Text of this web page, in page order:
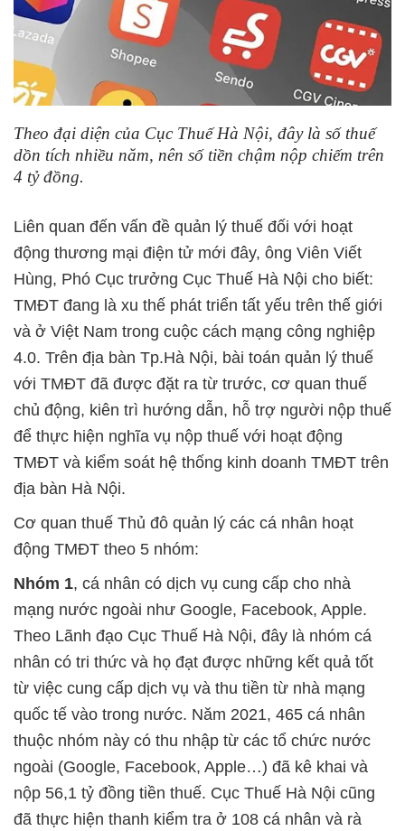
Theo đại diện của Cục Thuế Hà Nội, đây là số thuế
dồn tích nhiều năm, nên số tiền chậm nộp chiếm trên
4 tỷ đồng.
Liên quan đến vấn đề quản lý thuế đối với hoạt
động thương mại điện tử mới đây, ông Viên Viết
Hùng, Phó Cục trưởng Cục Thuế Hà Nội cho biết:
TMĐT đang là xu thế phát triển tất yếu trên thế giới
và ở Việt Nam trong cuộc cách mạng công nghiệp
4.0. Trên địa bàn Tp.Hà Nội, bài toán quản lý thuế
với TMĐT đã được đặt ra từ trước, cơ quan thuế
chủ động, kiên trì hướng dẫn, hỗ trợ người nộp thuế
để thực hiện nghĩa vụ nộp thuế với hoạt động
TMĐT và kiểm soát hệ thống kinh doanh TMĐT trên
địa bàn Hà Nội.
Cơ quan thuế Thủ đô quản lý các cá nhân hoạt
động TMĐT theo 5 nhóm:
Nhóm 1, cá nhân có dịch vụ cung cấp cho nhà
mạng nước ngoài như Google, Facebook, Apple.
Theo Lãnh đạo Cục Thuế Hà Nội, đây là nhóm cá
nhân có tri thức và họ đạt được những kết quả tốt
từ việc cung cấp dịch vụ và thu tiền từ nhà mạng
quốc tế vào trong nước. Năm 2021, 465 cá nhân
thuộc nhóm này có thu nhập từ các tổ chức nước
ngoài (Google, Facebook, Apple…) đã kê khai và
nộp 56,1 tỷ đồng tiền thuế. Cục Thuế Hà Nội cũng
đã thực hiện thanh kiểm tra ở 108 cá nhân và rà